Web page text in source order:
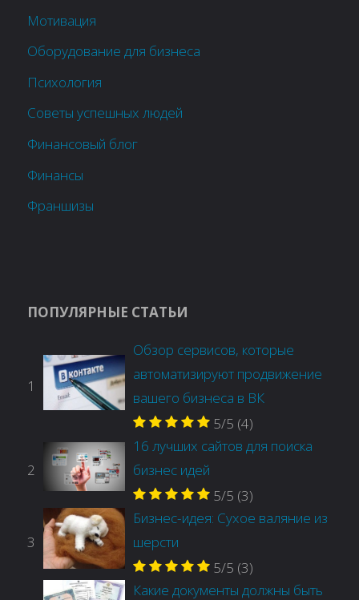
Мотивация
Оборудование для бизнеса
Психология
Советы успешных людей
Финансовый блог
Финансы
Франшизы
ПОПУЛЯРНЫЕ СТАТЬИ
1
Обзор сервисов, которые
автоматизируют продвижение
вашего бизнеса в ВК
5/5 (4)
2
16 лучших сайтов для поиска
бизнес идей
5/5 (3)
3
Бизнес-идея: Сухое валяние из
шерсти
5/5 (3)
Какие документы должны быть